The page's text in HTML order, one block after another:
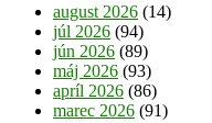
august 2026 (14)
júl 2026 (94)
jún 2026 (89)
máj 2026 (93)
apríl 2026 (86)
marec 2026 (91)